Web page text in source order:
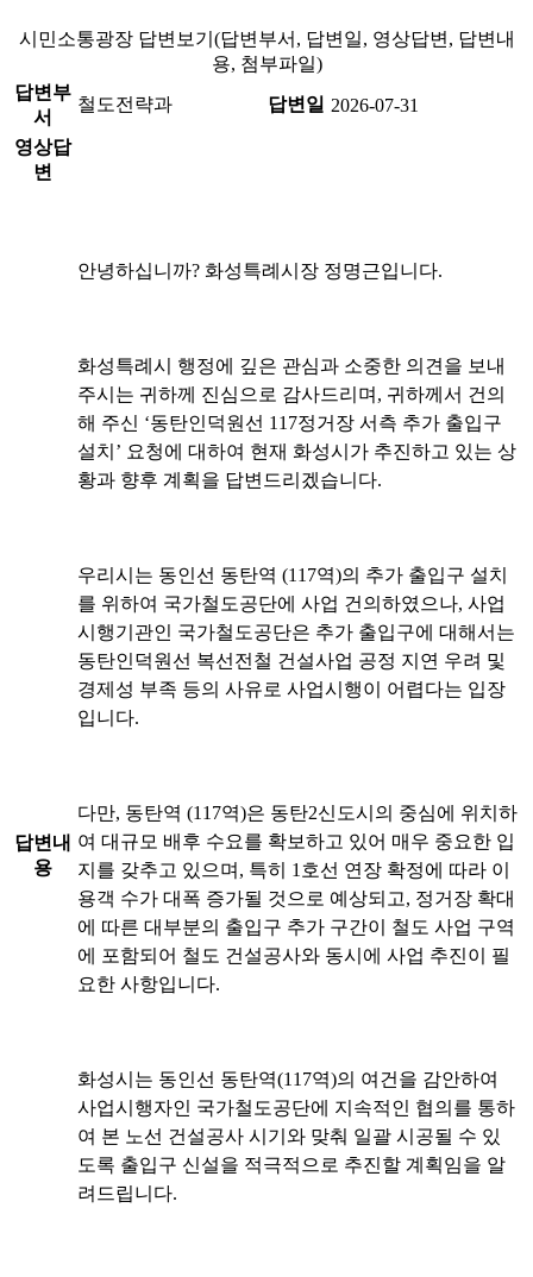
시민소통광장 답변보기(답변부서, 답변일, 영상답변, 답변내
용, 첨부파일)
답변부
서
철도전략과 답변일 2026-07-31
영상답
변
답변내
용
안녕하십니까? 화성특례시장 정명근입니다.
화성특례시 행정에 깊은 관심과 소중한 의견을 보내
주시는 귀하께 진심으로 감사드리며, 귀하께서 건의
해 주신 ‘동탄인덕원선 117정거장 서측 추가 출입구
설치’ 요청에 대하여 현재 화성시가 추진하고 있는 상
황과 향후 계획을 답변드리겠습니다.
우리시는 동인선 동탄역 (117역)의 추가 출입구 설치
를 위하여 국가철도공단에 사업 건의하였으나, 사업
시행기관인 국가철도공단은 추가 출입구에 대해서는
동탄인덕원선 복선전철 건설사업 공정 지연 우려 및
경제성 부족 등의 사유로 사업시행이 어렵다는 입장
입니다.
다만, 동탄역 (117역)은 동탄2신도시의 중심에 위치하
여 대규모 배후 수요를 확보하고 있어 매우 중요한 입
지를 갖추고 있으며, 특히 1호선 연장 확정에 따라 이
용객 수가 대폭 증가될 것으로 예상되고, 정거장 확대
에 따른 대부분의 출입구 추가 구간이 철도 사업 구역
에 포함되어 철도 건설공사와 동시에 사업 추진이 필
요한 사항입니다.
화성시는 동인선 동탄역(117역)의 여건을 감안하여
사업시행자인 국가철도공단에 지속적인 협의를 통하
여 본 노선 건설공사 시기와 맞춰 일괄 시공될 수 있
도록 출입구 신설을 적극적으로 추진할 계획임을 알
려드립니다.